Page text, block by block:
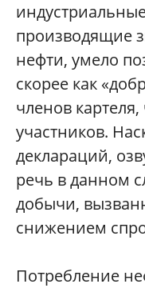
производящие
нефти, умело
скорее как
членов
участников.
деклараций,
речь в данном
добычи,
снижением
Потребление